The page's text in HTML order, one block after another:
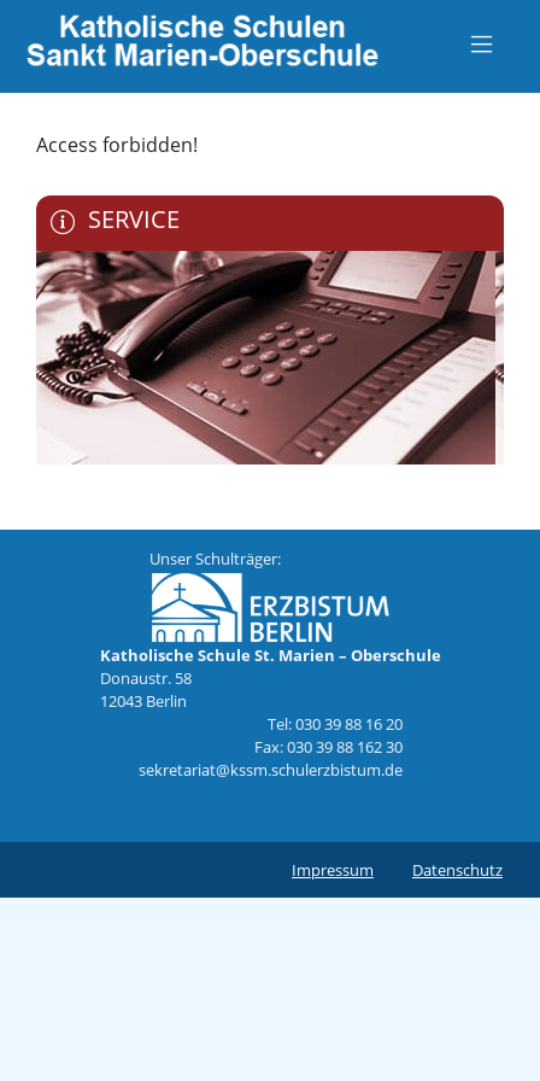
Access forbidden!
SERVICE
Unser Schulträger:
Katholische Schule St. Marien – Oberschule
Donaustr. 58
12043 Berlin
Tel: 030 39 88 16 20
Fax: 030 39 88 162 30
sekretariat@kssm.schulerzbistum.de
Impressum Datenschutz